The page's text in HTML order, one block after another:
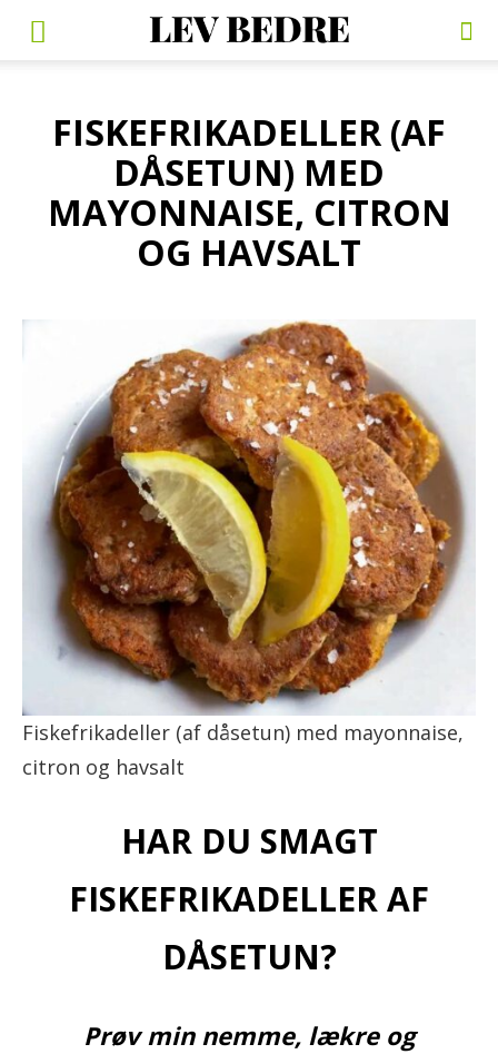
FISKEFRIKADELLER (AF
DÅSETUN) MED
MAYONNAISE, CITRON
OG HAVSALT
Fiskefrikadeller (af dåsetun) med mayonnaise,
citron og havsalt
HAR DU SMAGT
FISKEFRIKADELLER AF
DÅSETUN?
Prøv min nemme, lækre og